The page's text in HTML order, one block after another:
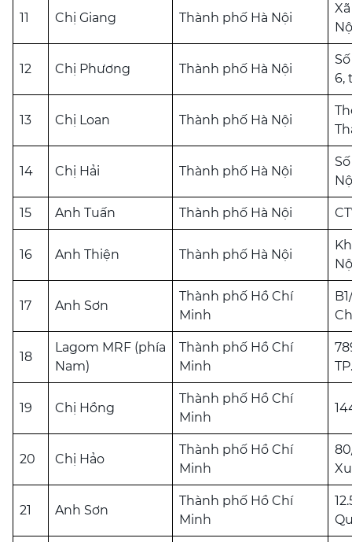
11 Chị Giang Thành phố Hà Nội
12 Chị Phương Thành phố Hà Nội
6,
13 Chị Loan Thành phố Hà Nội
14 Chị Hải Thành phố Hà Nội
15 Anh Tuấn Thành phố Hà Nội
16 Anh Thiện Thành phố Hà Nội
17 Anh Sơn
Thành phố Hồ Chí
Minh
18
Lagom MRF (phía
Nam)
Thành phố Hồ Chí
Minh
19 Chị Hồng
Thành phố Hồ Chí
Minh
20 Chị Hảo
Thành phố Hồ Chí
Minh
21 Anh Sơn
Thành phố Hồ Chí
Minh